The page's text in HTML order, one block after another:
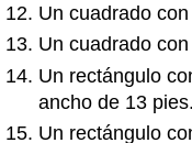
Un cuadrado
Un cuadrado
Un rectángulo
ancho de 13 pies.
Un rectángulo